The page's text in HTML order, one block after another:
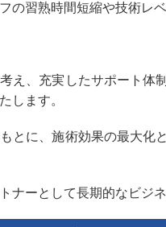
の習熟時間短縮や技術レ
え、充実したサポート体
します。
とに、施術効果の最大
ナーとして長期的なビジ